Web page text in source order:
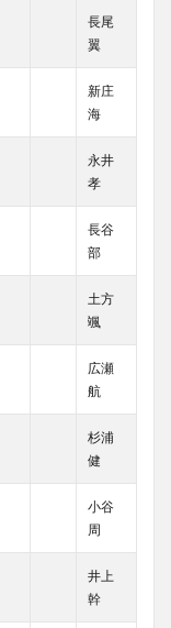
長尾
翼
新庄
海
永井
孝
長谷
部
土方
颯
広瀬
航
杉浦
健
小谷
周
井上
幹